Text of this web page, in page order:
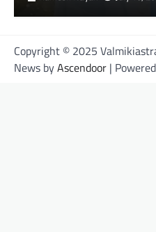
Copyright © 2025
News byAscendoor |